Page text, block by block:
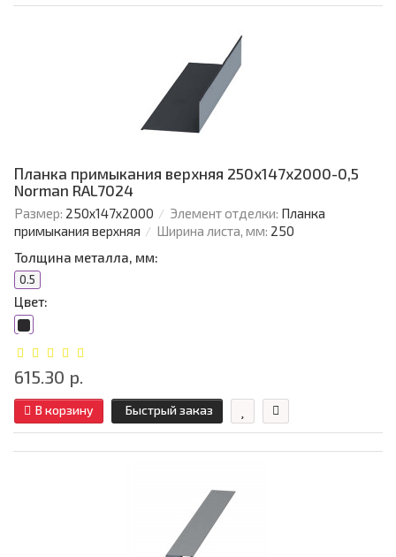
Планка примыкания верхняя 250х147х2000-0,5
Norman RAL7024
Размер: 250х147х2000 Элемент отделки: Планка
примыкания верхняя
Ширина листа, мм: 250
Толщина металла, мм:
0.5
Цвет:
615.30 р.
В корзину Быстрый заказ